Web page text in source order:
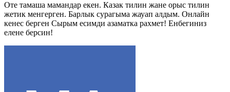
Оте тамаша мамандар екен. Казак тилин жане орыс тилин
жетик менгерген. Барлык сурагыма жауап алдым. Онлайн
кенес берген Сырым есимди азаматка рахмет! Енбегиниз
елене берсин!